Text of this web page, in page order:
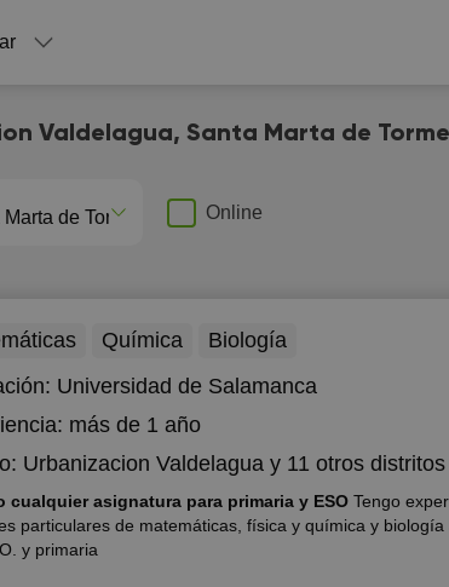
Valdelagua, Santa Marta de
Online
Química
Biología
Universidad de Salamanca
más de 1 año
Urbanizacion Valdelaguay 11 otros distritos
cualquier asignatura para primaria y ESO Tengo
particulares de matemáticas, física y química y biología
y primaria